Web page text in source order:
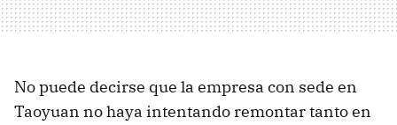
No puede decirse que la empresa con sede en
Taoyuan no haya intentando remontar tanto en